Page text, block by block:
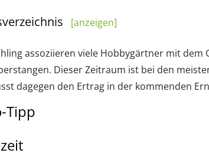
[anzeigen]
assoziieren viele Hobbygärtner mit dem
Dieser Zeitraum ist bei den
dagegen den Ertrag in der kommenden
Tipp